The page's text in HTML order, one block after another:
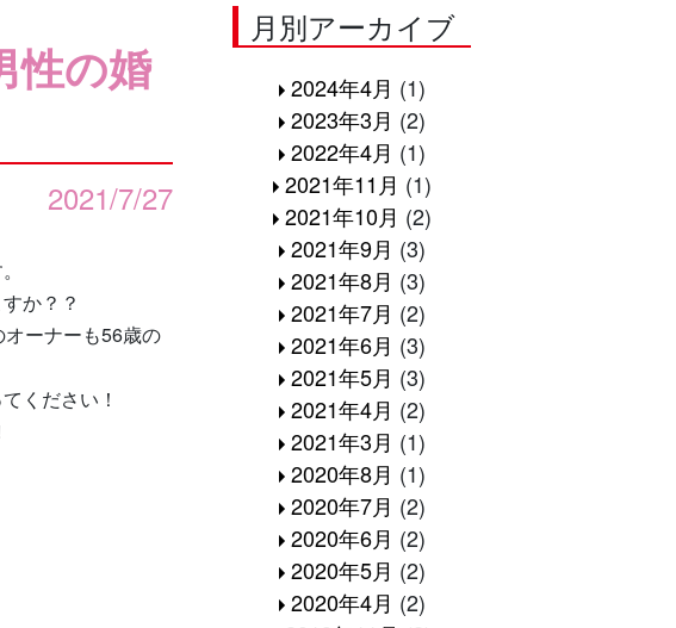
性の婚
2021/7/27
か？？
ーナーも56歳の
ください！
月別アーカイブ
2024年4月 (1)
2023年3月 (2)
2022年4月 (1)
2021年11月 (1)
2021年10月 (2)
2021年9月 (3)
2021年8月 (3)
2021年7月 (2)
2021年6月 (3)
2021年5月 (3)
2021年4月 (2)
2021年3月 (1)
2020年8月 (1)
2020年7月 (2)
2020年6月 (2)
2020年5月 (2)
2020年4月 (2)